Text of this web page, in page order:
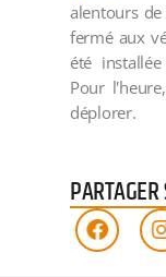
alentours
fermé aux
été
Pour
déplorer.